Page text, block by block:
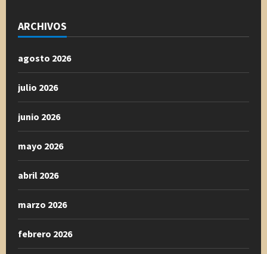
ARCHIVOS
agosto 2026
julio 2026
junio 2026
mayo 2026
abril 2026
marzo 2026
febrero 2026